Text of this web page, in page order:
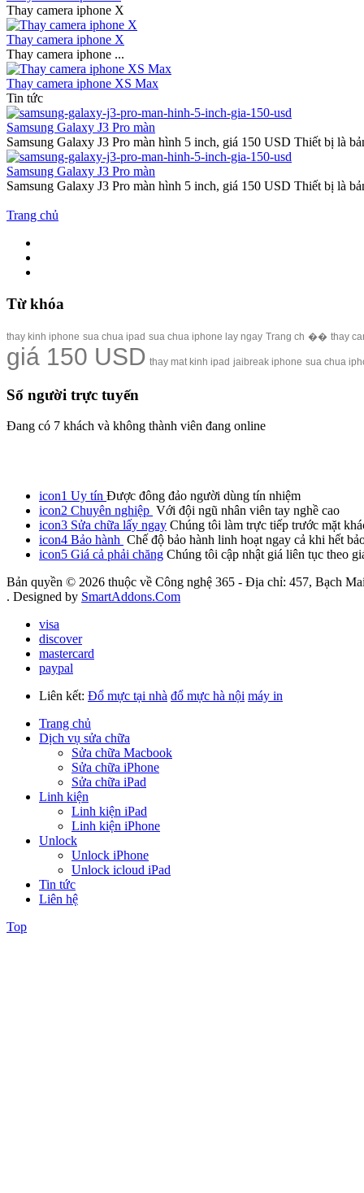
Thay camera iphone X
Thay camera iphone X
Thay camera iphone ...
Thay camera iphone XS Max
Tin tức
Samsung Galaxy J3 Pro màn
Samsung Galaxy J3 Pro màn hình 5 inch, giá 150 USD Thiết bị là
Samsung Galaxy J3 Pro màn
Samsung Galaxy J3 Pro màn hình 5 inch, giá 150 USD Thiết bị là
Trang chủ
Từ khóa
thay kinh iphone sua chua ipad sua chua iphone lay ngay Trang ch �� thay
giá 150 USD thay mat kinh ipad jaibreak iphone sua chua
Số người trực tuyến
Đang có 7 khách và không thành viên đang online
icon1 Uy tín Được đông đảo người dùng tín nhiệm
icon2 Chuyên nghiệp Với đội ngũ nhân viên tay nghề cao
icon3 Sửa chữa lấy ngay Chúng tôi làm trực tiếp trước mặt
icon4 Bảo hành Chế độ bảo hành linh hoạt ngay cả khi hết
icon5 Giá cả phải chăng Chúng tôi cập nhật giá liên tục theo
Bản quyền © 2026 thuộc về Công nghệ 365 - Địa chỉ: 457, Bạch
. Designed by SmartAddons.Com
visa
discover
mastercard
paypal
Liên kết: Đổ mực tại nhà đổ mực hà nội máy in
Trang chủ
Dịch vụ sửa chữa
Sửa chữa Macbook
Sửa chữa iPhone
Sửa chữa iPad
Linh kiện
Linh kiện iPad
Linh kiện iPhone
Unlock
Unlock iPhone
Unlock icloud iPad
Tin tức
Liên hệ
Top